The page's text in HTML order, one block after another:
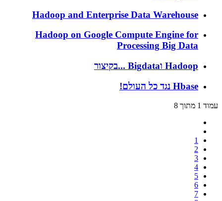
Hadoop and Enterprise Data Warehouse
Hadoop on Google Compute Engine for
Processing Big Data
Hadoop וBigdata ...בקיצור
Hbase נגד כל העולם!
עמוד 1 מתוך 8
1
2
3
4
5
6
7